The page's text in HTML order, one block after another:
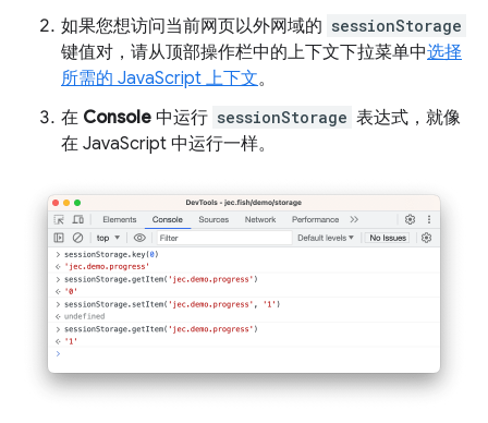
如果您想访问当前网页以外网域的 sessionStorage
键值对，请从顶部操作栏中的上下文下拉菜单中选择
所需的 JavaScript 上下文。
在 Console 中运行 sessionStorage 表达式，就像
在 JavaScript 中运行一样。